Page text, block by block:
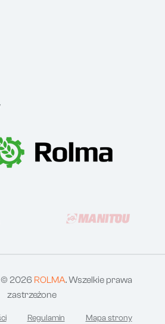
© 2026 ROLMA. Wszelkie prawa
zastrzeżone
Regulamin Mapa strony